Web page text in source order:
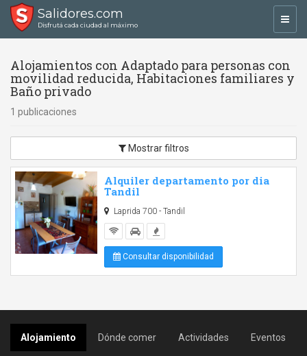
Salidores.com
Disfrutá cada ciudad al máximo
Alojamientos con Adaptado para personas con
movilidad reducida, Habitaciones familiares y
Baño privado
1 publicaciones
Mostrar filtros
Alquiler departamento por dia
Tandil
Laprida 700 - Tandil
Consultar disponibilidad
Alojamiento Dónde comer Actividades Eventos